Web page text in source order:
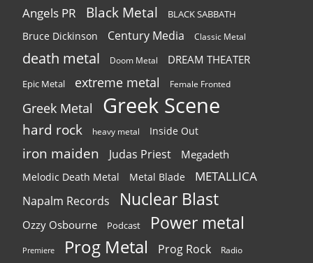
Angels PR Black Metal BLACK SABBATH
Bruce Dickinson Century Media Classic Metal
death metal Doom Metal DREAM THEATER
Epic Metal extreme metal Female Fronted
Greek Metal Greek Scene
hard rock heavy metal Inside Out
iron maiden Judas Priest Megadeth
Melodic Death Metal Metal Blade METALLICA
Napalm Records Nuclear Blast
Ozzy Osbourne Podcast Power metal
Premiere Prog Metal Prog Rock Radio